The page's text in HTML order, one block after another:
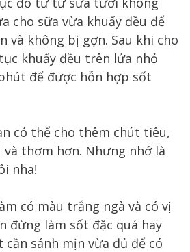
cho sữa vừa khuấy đều để
và không bị gợn. Sau khi cho
khuấy đều trên lửa nhỏ
để được hỗn hợp sốt
có thể cho thêm chút tiêu,
thơm hơn. Nhưng nhớ là
nha!
có màu trắng ngà và có vị
đừng làm sốt đặc quá hay
cần sánh mịn vừa đủ để có